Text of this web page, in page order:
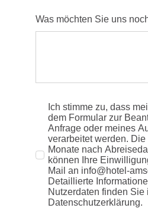
Was möchten Sie uns
Ich stimme zu, dass
dem Formular zur
Anfrage oder meines
verarbeitet werden.
Monate nach
können Ihre
Mail an info@hotel-
Detaillierte
Nutzerdaten finden Sie
Datenschutzerklärung.